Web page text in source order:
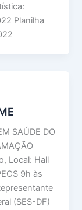
Planilha
SAÚDE DO
Local: Hall
9h às
(SES-DF)